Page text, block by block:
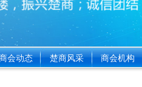
会动态 楚商风采 商会机构